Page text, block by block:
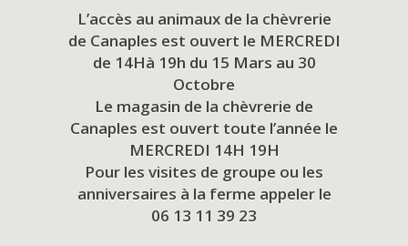
L’accès au animaux de la chèvrerie
de Canaples est ouvert le MERCREDI
de 14Hà 19h du 15 Mars au 30
Octobre
Le magasin de la chèvrerie de
Canaples est ouvert toute l’année le
MERCREDI 14H 19H
Pour les visites de groupe ou les
anniversaires à la ferme appeler le
06 13 11 39 23